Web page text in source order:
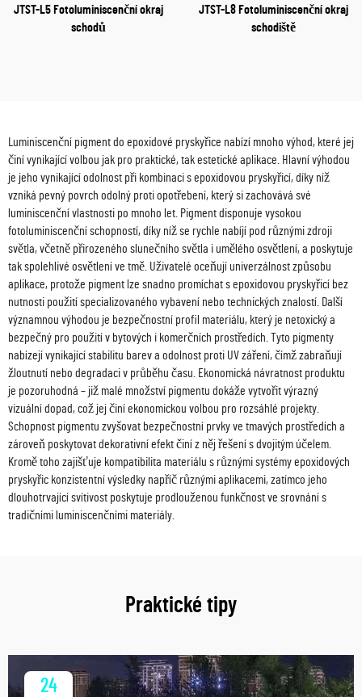
JTST-L5 Fotoluminiscenční okraj
schodů
JTST-L8 Fotoluminiscenční okraj
schodiště
Luminiscenční pigment do epoxidové pryskyřice nabízí mnoho výhod, které jej
činí vynikající volbou jak pro praktické, tak estetické aplikace. Hlavní výhodou
je jeho vynikající odolnost při kombinaci s epoxidovou pryskyřicí, díky níž
vzniká pevný povrch odolný proti opotřebení, který si zachovává své
luminiscenční vlastnosti po mnoho let. Pigment disponuje vysokou
fotoluminiscenční schopností, díky níž se rychle nabíjí pod různými zdroji
světla, včetně přirozeného slunečního světla i umělého osvětlení, a poskytuje
tak spolehlivé osvětlení ve tmě. Uživatelé oceňují univerzálnost způsobu
aplikace, protože pigment lze snadno promíchat s epoxidovou pryskyřicí bez
nutnosti použití specializovaného vybavení nebo technických znalostí. Další
významnou výhodou je bezpečnostní profil materiálu, který je netoxický a
bezpečný pro použití v bytových i komerčních prostředích. Tyto pigmenty
nabízejí vynikající stabilitu barev a odolnost proti UV záření, čímž zabraňují
žloutnutí nebo degradaci v průběhu času. Ekonomická návratnost produktu
je pozoruhodná – již malé množství pigmentu dokáže vytvořit výrazný
vizuální dopad, což jej činí ekonomickou volbou pro rozsáhlé projekty.
Schopnost pigmentu zvyšovat bezpečnostní prvky ve tmavých prostředích a
zároveň poskytovat dekorativní efekt činí z něj řešení s dvojitým účelem.
Kromě toho zajišťuje kompatibilita materiálu s různými systémy epoxidových
pryskyřic konzistentní výsledky napříč různými aplikacemi, zatímco jeho
dlouhotrvající svítivost poskytuje prodlouženou funkčnost ve srovnání s
tradičními luminiscenčními materiály.
Praktické tipy
24